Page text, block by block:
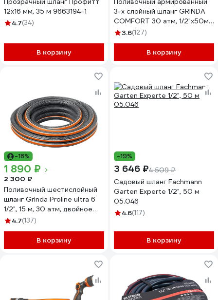
12х16 мм, 35 м 9663194-1
4.7(34)
В корзину
3-х слойный шланг GRINDA
COMFORT 30 атм, 1/2"х50м
8-429003-1/2-50_z02
3.6(127)
В корзину
-18%
1 890 ₽
2 300 ₽
Поливочный шестислойный
шланг Grinda Proline ultra 6
1/2", 15 м, 30 атм, двойное
армирование 429009-1/2-15
4.7(137)
В корзину
-19%
3 646 ₽4 509 ₽
Садовый шланг Fachmann
Garten Experte 1/2", 50 м
05.046
4.6(117)
В корзину